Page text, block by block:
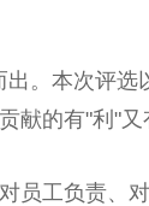
。本次评选
的有"利"又
员工负责、